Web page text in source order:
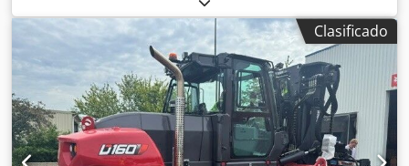
tipo de combustible:eléctrico, tipo de mástil:otro, altura
de construcción:1,300 mm , voltaje de la batería:25.6 V,
longitud de la horquilla:1,150 mm, peso total:400 kg
5097670 Dcodpfx Asytldgjbzsk Número de serie: OBWN3-
0000 Especificaciones de la batería: 25,6 V, 150 Ah
Clasificado